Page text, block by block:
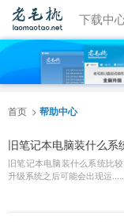
视频教程 下载中
首页 帮助中心
旧笔记本电脑装什么系
旧笔记本电脑装什么系统比
升级系统之后可能会出现运......